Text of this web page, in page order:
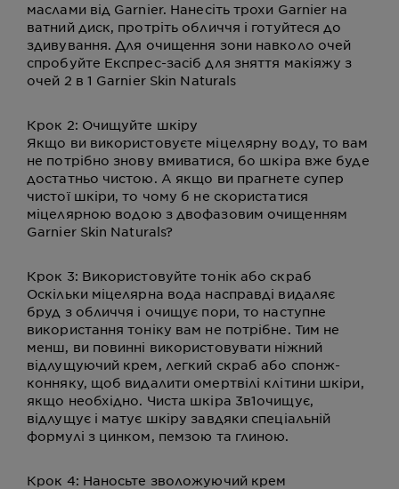
маслами від Garnier. Нанесіть трохи Garnier на
ватний диск, протріть обличчя і готуйтеся до
здивування. Для очищення зони навколо очей
спробуйте Експрес-засіб для зняття макіяжу з
очей 2 в 1 Garnier Skin Naturals
Крок 2: Очищуйте шкіру
Якщо ви використовуєте міцелярну воду, то вам
не потрібно знову вмиватися, бо шкіра вже буде
достатньо чистою. А якщо ви прагнете супер
чистої шкіри, то чому б не скористатися
міцелярною водою з двофазовим очищенням
Garnier Skin Naturals?
Крок 3: Використовуйте тонік або скраб
Оскільки міцелярна вода насправді видаляє
бруд з обличчя і очищує пори, то наступне
використання тоніку вам не потрібне. Тим не
менш, ви повинні використовувати ніжний
відлущуючий крем, легкий скраб або спонж-
конняку, щоб видалити омертвілі клітини шкіри,
якщо необхідно. Чиста шкіра 3в1очищує,
відлущує і матує шкіру завдяки спеціальній
формулі з цинком, пемзою та глиною.
Крок 4: Наносьте зволожуючий крем